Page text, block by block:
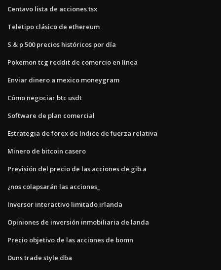
Centavo lista de acciones tsx
Teletipo clásico de ethereum
S & p 500 precios históricos por día
Pokemon tcg reddit de comercio en línea
Enviar dinero a mexico moneygram
Cómo negociar btc usdt
Software de plan comercial
Estrategia de forex de índice de fuerza relativa
Minero de bitcoin casero
Previsión del precio de las acciones de gib.a
¿nos colapsarán las acciones_
Inversor interactivo limitado irlanda
Opiniones de inversión inmobiliaria de landa
Precio objetivo de las acciones de bomn
Duns trade style dba